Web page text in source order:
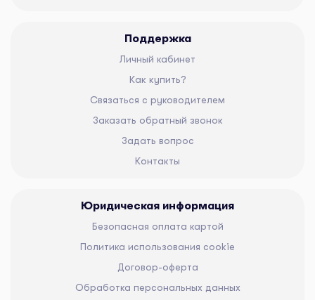
Поддержка
Личный кабинет
Как купить?
Связаться с руководителем
Заказать обратный звонок
Задать вопрос
Контакты
Юридическая информация
Безопасная оплата картой
Политика использования cookie
Договор-оферта
Обработка персональных данных